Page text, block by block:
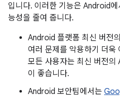
입니다. 이러한 기능은 Android
능성을 줄여 줍니다.
Android 플랫폼 최신 버전
여러 문제를 악용하기 더욱
모든 사용자는 최신 버전
이 좋습니다.
Android 보안팀에서는